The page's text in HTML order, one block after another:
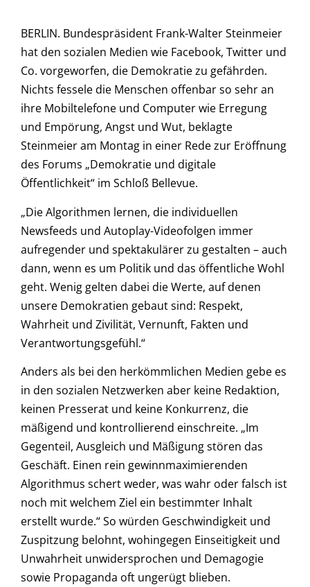
BERLIN. Bundespräsident Frank-Walter Steinmeier
hat den sozialen Medien wie Facebook, Twitter und
Co. vorgeworfen, die Demokratie zu gefährden.
Nichts fessele die Menschen offenbar so sehr an
ihre Mobiltelefone und Computer wie Erregung
und Empörung, Angst und Wut, beklagte
Steinmeier am Montag in einer Rede zur Eröffnung
des Forums „Demokratie und digitale
Öffentlichkeit“ im Schloß Bellevue.
„Die Algorithmen lernen, die individuellen
Newsfeeds und Autoplay-Videofolgen immer
aufregender und spektakulärer zu gestalten – auch
dann, wenn es um Politik und das öffentliche Wohl
geht. Wenig gelten dabei die Werte, auf denen
unsere Demokratien gebaut sind: Respekt,
Wahrheit und Zivilität, Vernunft, Fakten und
Verantwortungsgefühl.“
Anders als bei den herkömmlichen Medien gebe es
in den sozialen Netzwerken aber keine Redaktion,
keinen Presserat und keine Konkurrenz, die
mäßigend und kontrollierend einschreite. „Im
Gegenteil, Ausgleich und Mäßigung stören das
Geschäft. Einen rein gewinnmaximierenden
Algorithmus schert weder, was wahr oder falsch ist
noch mit welchem Ziel ein bestimmter Inhalt
erstellt wurde.“ So würden Geschwindigkeit und
Zuspitzung belohnt, wohingegen Einseitigkeit und
Unwahrheit unwidersprochen und Demagogie
sowie Propaganda oft ungerügt blieben.